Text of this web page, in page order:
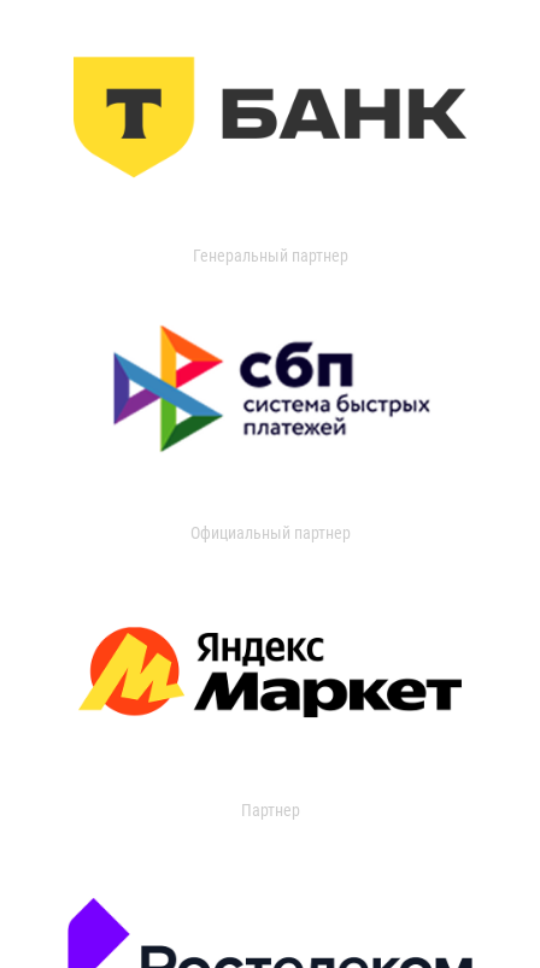
Генеральный партнер
Официальный партнер
Партнер